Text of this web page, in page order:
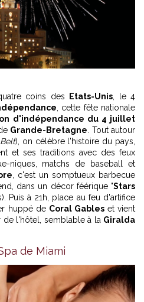
coins des Etats-Unis, le 4
, cette fête nationale
d'indépendance du 4 juillet
Grande-Bretagne. Tout autour
), on célèbre l'histoire du pays,
et ses traditions avec des feux
niques, matchs de baseball et
, c'est un somptueux barbecue
dans un décor féérique "Stars
Puis à 21h, place au feu d'artifice
huppé de Coral Gableset vient
l'hôtel, semblable à la Giralda
de Miami